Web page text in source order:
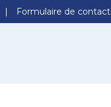
Formulaire de contact